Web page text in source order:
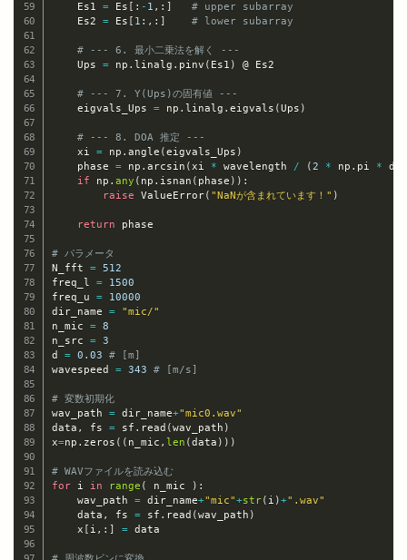
    Es1
= Es : - 1 , :
# upper subarray
    Es2
= Es 1 : , : # lower subarray
# --- 6. 最小二乗法を解く ---
    Ups
= np . linalg . pinv ( Es1 ) @ Es2
# --- 7. Υ(Ups)の固有値 ---
    eigvals_Ups
= np . linalg . eigvals ( Ups )
# --- 8. DOA 推定 ---
    xi
= np . angle ( eigvals_Ups )
    phase
= np . arcsin ( xi * wavelength / ( 2 * np . pi * d
if np . any ( np . isnan ( phase ) ) :
raise ValueError( "NaNが含まれています！" )
return phase
# パラメータ
N_fft = 512
freq_l =
1500
freq_u =
10000
dir_name =
"mic/"
n_mic = 8
n_src = 3
d = 0.03
# [m]
wavespeed = 343 # [m/s]
# 変数初期化
wav_path = dir_name+"mic0.wav"
data , fs = sf . read ( wav_path )
x=np . zeros ( ( n_mic , len ( data ) ) )
# WAVファイルを読み込む
for i in range ( n_mic ) :
    wav_path
= dir_name+"mic"+str( i )+".wav"
    data
, fs = sf . read ( wav_path )
    x
i , : = data